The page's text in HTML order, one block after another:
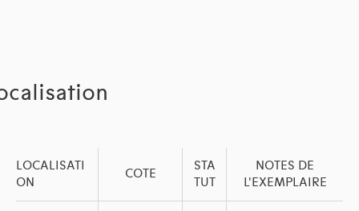
LOCALISATI
ON
COTE
STA
TUT
NOTES DE
L'EXEMPLAIRE